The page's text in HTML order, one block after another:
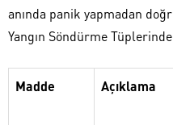
anında panik yapmadan
Yangın Söndürme
Madde Açıklama